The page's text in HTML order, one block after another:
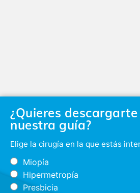
¿Quieres
nuestra guía?
Elige la cirugía en la que estás
Miopía
Hipermetropía
Presbicia